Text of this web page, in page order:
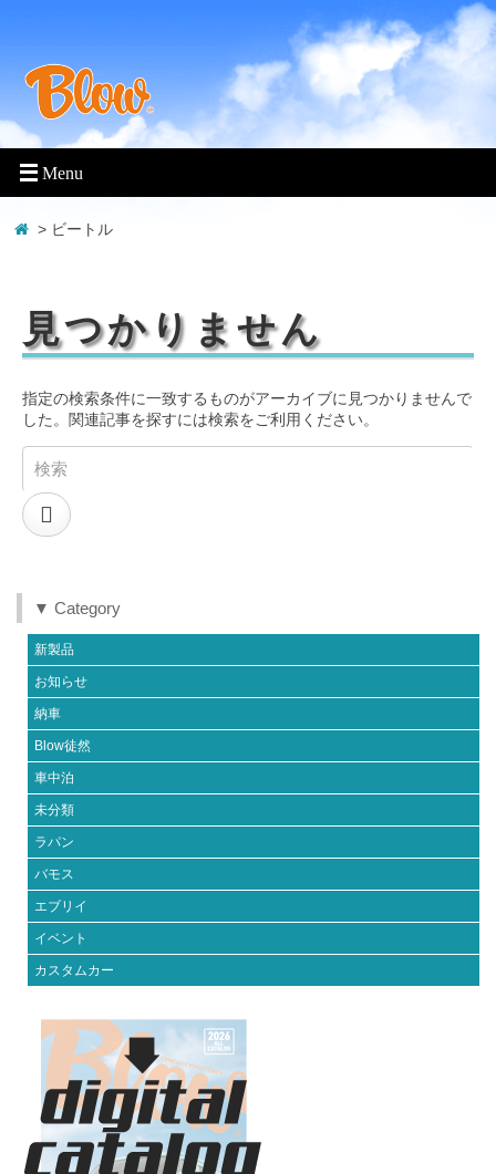
> ビートル
見つかりません
指定の検索条件に一致するものがアーカイブに見つかりませんで
した。関連記事を探すには検索をご利用ください。
▼ Category
新製品
お知らせ
納車
Blow徒然
車中泊
未分類
ラパン
バモス
エブリイ
イベント
カスタムカー